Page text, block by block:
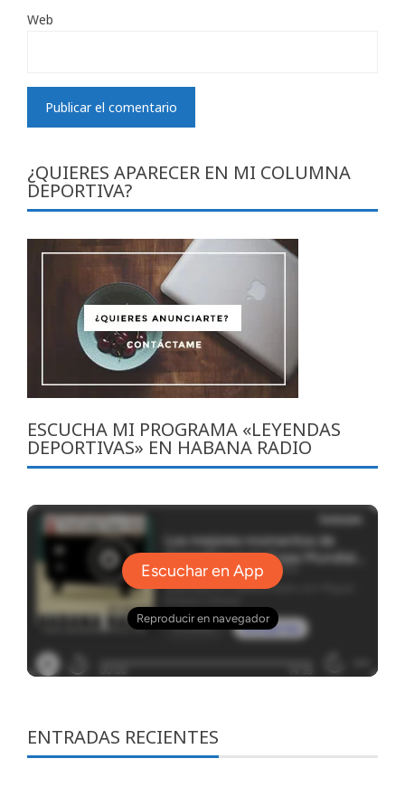
Web
¿QUIERES APARECER EN MI COLUMNA
DEPORTIVA?
ESCUCHA MI PROGRAMA «LEYENDAS
DEPORTIVAS» EN HABANA RADIO
ENTRADAS RECIENTES